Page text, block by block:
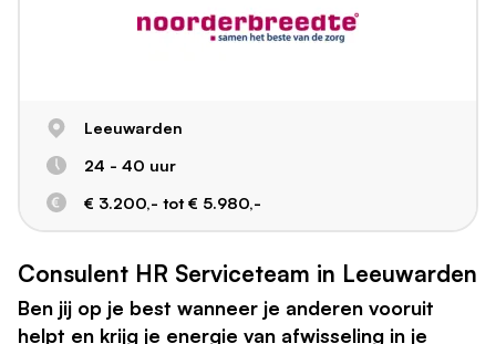
Leeuwarden
24 - 40 uur
€ 3.200,- tot € 5.980,-
Consulent HR Serviceteam in Leeuwarden
Ben jij op je best wanneer je anderen vooruit
helpt en krijg je energie van afwisseling in je